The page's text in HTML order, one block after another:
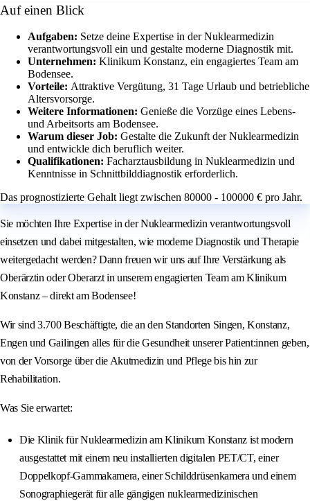
Auf einen Blick
Aufgaben: Setze deine Expertise in der Nuklearmedizin
verantwortungsvoll ein und gestalte moderne Diagnostik mit.
Unternehmen: Klinikum Konstanz, ein engagiertes Team am
Bodensee.
Vorteile: Attraktive Vergütung, 31 Tage Urlaub und betriebliche
Altersvorsorge.
Weitere Informationen: Genieße die Vorzüge eines Lebens-
und Arbeitsorts am Bodensee.
Warum dieser Job: Gestalte die Zukunft der Nuklearmedizin
und entwickle dich beruflich weiter.
Qualifikationen: Facharztausbildung in Nuklearmedizin und
Kenntnisse in Schnittbilddiagnostik erforderlich.
Das prognostizierte Gehalt liegt zwischen 80000 - 100000 € pro Jahr.
Sie möchten Ihre Expertise in der Nuklearmedizin verantwortungsvoll
einsetzen und dabei mitgestalten, wie moderne Diagnostik und Therapie
weitergedacht werden? Dann freuen wir uns auf Ihre Verstärkung als
Oberärztin oder Oberarzt in unserem engagierten Team am Klinikum
Konstanz – direkt am Bodensee!
Wir sind 3.700 Beschäftigte, die an den Standorten Singen, Konstanz,
Engen und Gailingen alles für die Gesundheit unserer Patient:innen geben,
von der Vorsorge über die Akutmedizin und Pflege bis hin zur
Rehabilitation.
Was Sie erwartet:
Die Klinik für Nuklearmedizin am Klinikum Konstanz ist modern
ausgestattet mit einem neu installierten digitalen PET/CT, einer
Doppelkopf-Gammakamera, einer Schilddrüsenkamera und einem
Sonographiegerät für alle gängigen nuklearmedizinischen